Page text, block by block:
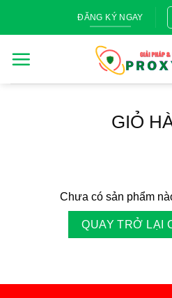
ĐĂNG KÝ NGAY
GIỎ
Chưa có sản phẩm
QUAY TRỞ LẠI